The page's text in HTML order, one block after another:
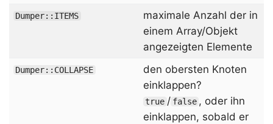
Dumper::ITEMS
maximale Anzahl der in
einem Array/Objekt
angezeigten Elemente
Dumper::COLLAPSE
den obersten Knoten
einklappen?
true / false , oder ihn
einklappen, sobald er